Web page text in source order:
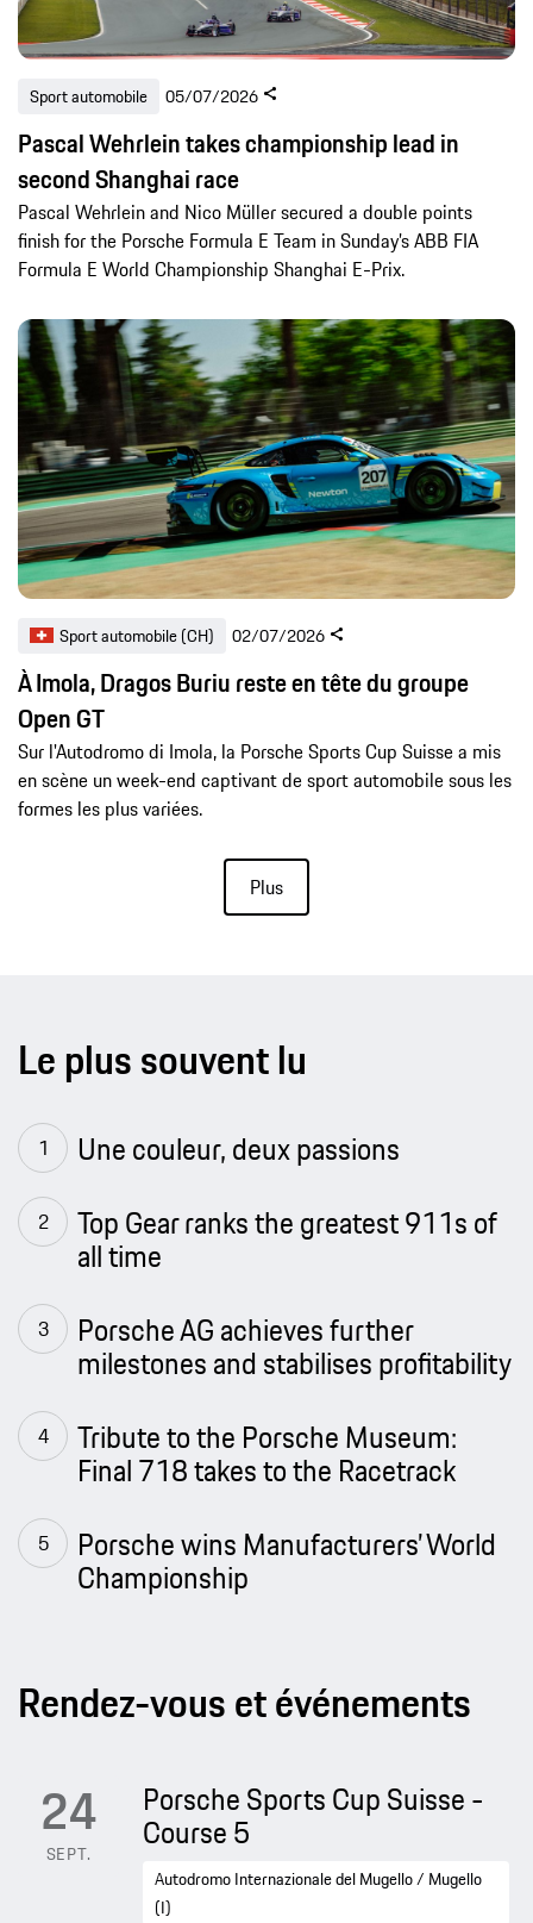
Sport automobile 05/07/2026
Pascal Wehrlein takes championship lead in
second Shanghai race
Pascal Wehrlein and Nico Müller secured a double points
finish for the Porsche Formula E Team in Sunday’s ABB FIA
Formula E World Championship Shanghai E-Prix.
Sport automobile (CH) 02/07/2026
À Imola, Dragos Buriu reste en tête du groupe
Open GT
Sur l'Autodromo di Imola, la Porsche Sports Cup Suisse a mis
en scène un week-end captivant de sport automobile sous les
formes les plus variées.
Plus
Le plus souvent lu
Une couleur, deux passions
Top Gear ranks the greatest 911s of
all time
Porsche AG achieves further
milestones and stabilises profitability
Tribute to the Porsche Museum:
Final 718 takes to the Racetrack
Porsche wins Manufacturers’ World
Championship
Rendez-vous et événements
24
SEPT.
Porsche Sports Cup Suisse -
Course 5
Autodromo Internazionale del Mugello / Mugello
(I)